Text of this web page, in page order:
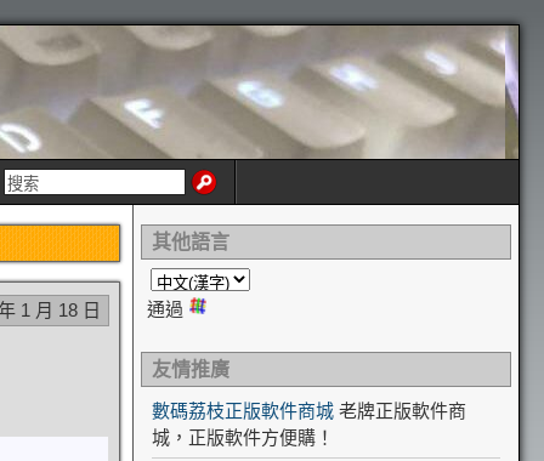
1 月 18 日
其他語言
通過
友情推廣
數碼荔枝正版軟件商城 老牌正版軟件商
城，正版軟件方便購！